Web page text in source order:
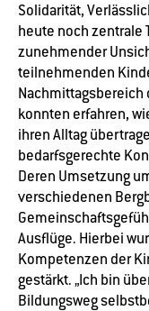
Solidarität,
heute noch zentrale
zunehmender
teilnehmenden
Nachmittagsbereich
konnten erfahren,
ihren Alltag
bedarfsgerechte
Deren Umsetzung
verschiedenen
Ausflüge. Hierbei
Kompetenzen der
gestärkt. „Ich bin
Bildungsweg